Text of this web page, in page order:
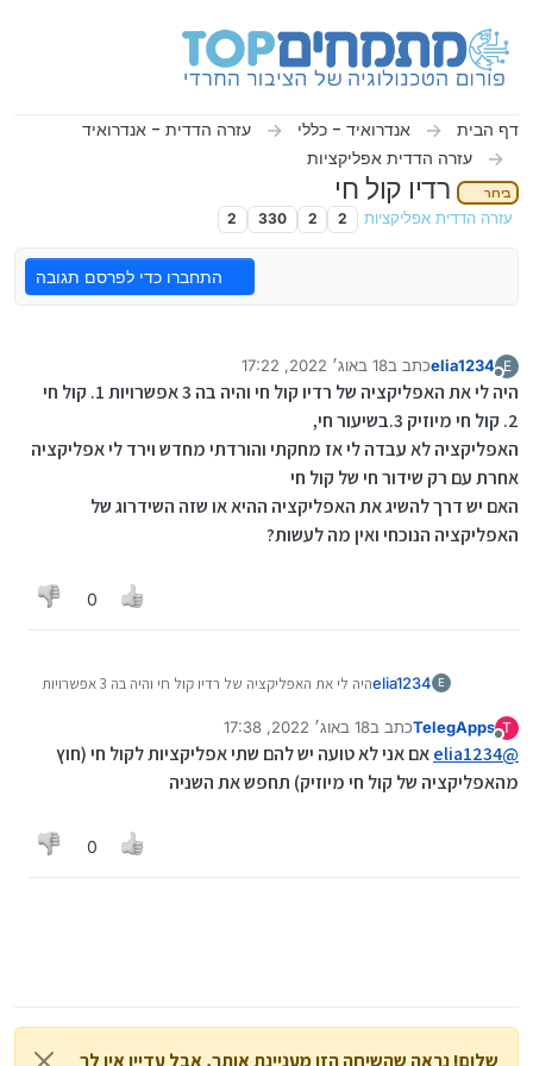
דף הבית אנדרואיד - כללי
עזרה הדדית - אנדרואיד
עזרה הדדית אפליקציות
בירור רדיו קול חי
עזרה הדדית אפליקציות 2
2
330
2
התחברו כדי לפרסם תגובה
E
מנותק
elia1234כתב ב18 באוג׳ 2022, 17:22
נערך לאחרונה על ידי
היה לי את האפליקציה של רדיו קול חי והיה בה 3 אפשרויות 1. קול חי
2. קול חי מיוזיק 3.בשיעור חי,
האפליקציה לא עבדה לי אז מחקתי והורדתי מחדש וירד לי אפליקציה
אחרת עם רק שידור חי של קול חי
האם יש דרך להשיג את האפליקציה ההיא או שזה השידרוג של
האפליקציה הנוכחי ואין מה לעשות?
0
E
elia1234
היה לי את האפליקציה של רדיו קול חי והיה בה 3 אפשרויות
האפליקציה לא עבדה לי אז מחקתי והורדתי מחדש וירד לי
אפליקציה אחרת עם רק שידור חי של קול חי
האם יש דרך להשיג את האפליקציה ההיא או שזה השידרוג
של האפליקציה הנוכחי ואין מה לעשות?
T
מנותק
TelegAppsכתב ב18 באוג׳ 2022, 17:38
נערך לאחרונה על ידי TelegApps
@
elia1234אם אני לא טועה יש להם שתי אפליקציות לקול חי (חוץ
מהאפליקציה של קול חי מיוזיק) תחפש את השניה
0
שלום! נראה שהשיחה הזו מעניינת אותך, אבל עדיין אין לך